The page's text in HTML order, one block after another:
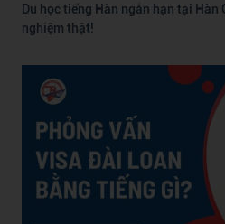
Du học tiếng Hàn ngắn hạn tại Hàn
nghiệm thật!